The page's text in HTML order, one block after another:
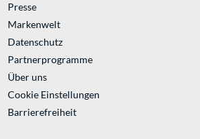
Presse
Markenwelt
Datenschutz
Partnerprogramme
Über uns
Cookie Einstellungen
Barrierefreiheit